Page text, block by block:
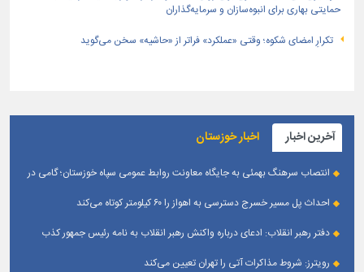
حمایتی بهاری برای انبوه‌سازان و سرمایه‌گذاران
تکرارِ امضای شکوه؛ وقتی «عملکرد» فراتر از «حاشیه» سخن می‌گوید
آخرین اخبار اخبار خوزستان
انتصاب سرهنگ بهمئی به جایگاه معاونت روابط عمومی سپاه خوزستان؛ گامی در
احداث پل مسیر خسرج دسترسی به اهواز را ۶۰ کیلومتر کوتاه می‌کند
دفتر رهبر انقلاب: ادعای درباره واکنش رهبر انقلاب به نامه رئیس جمهور کذب
رویترز: شروط مذاکرات آتی را تهران تعیین می‌کند